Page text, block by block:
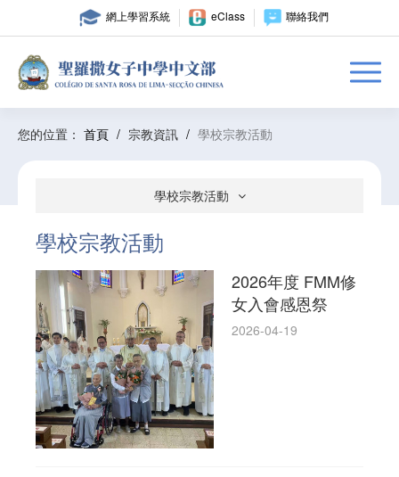
網上學習系統 eClass 聯絡我們
您的位置： 首頁 / 宗教資訊 / 學校宗教活動
學校宗教活動
學校宗教活動
2026年度 FMM修
女入會感恩祭
2026-04-19